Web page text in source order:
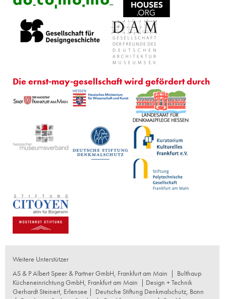
Die ernst-may-gesellschaft wird gefördert durch
Weitere Unterstützer
AS & P Albert Speer & Partner GmbH, Frankfurt am Main | Bulthaup
Kücheneinrichtung GmbH, Frankfurt am Main | Design + Technik
Gerhardt Steinert, Erlensee | Deutsche Stiftung Denkmalschutz, Bonn